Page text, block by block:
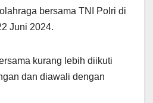
bersama TNI Polri di
Juni 2024.
kurang lebih diikuti
dan diawali dengan